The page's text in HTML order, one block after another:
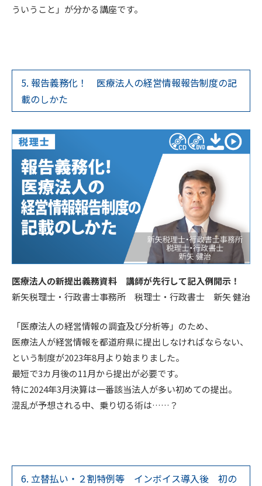
ういうこと」が分かる講座です。
5. 報告義務化！ 医療法人の経営情報報告制度の記
載のしかた
医療法人の新提出義務資料 講師が先行して記入例開示！
新矢税理士・行政書士事務所 税理士・行政書士 新矢 健治
「医療法人の経営情報の調査及び分析等」のため、
医療法人が経営情報を都道府県に提出しなければならない、
という制度が2023年8月より始まりました。
最短で3カ月後の11月から提出が必要です。
特に2024年3月決算は一番該当法人が多い初めての提出。
混乱が予想される中、乗り切る術は……？
6. 立替払い・２割特例等 インボイス導入後 初の